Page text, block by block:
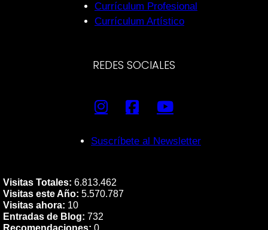
Currículum Profesional
Currículum Artístico
REDES SOCIALES
Suscríbete al Newsletter
Visitas Totales: 6.813.462
Visitas este Año: 5.570.787
Visitas ahora: 10
Entradas de Blog: 732